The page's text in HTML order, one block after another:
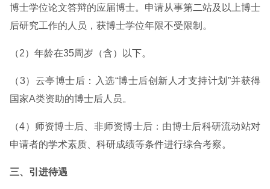
博士学位论文答辩的应届博士。申请从事第二站及以上博士
后研究工作的人员，获博士学位年限不受限制。
（2）年龄在35周岁（含）以下。
（3）云亭博士后：入选“博士后创新人才支持计划”并获得
国家A类资助的博士后人员。
（4）师资博士后、非师资博士后：由博士后科研流动站对
申请者的学术素质、科研成绩等条件进行综合考察。
三、引进待遇